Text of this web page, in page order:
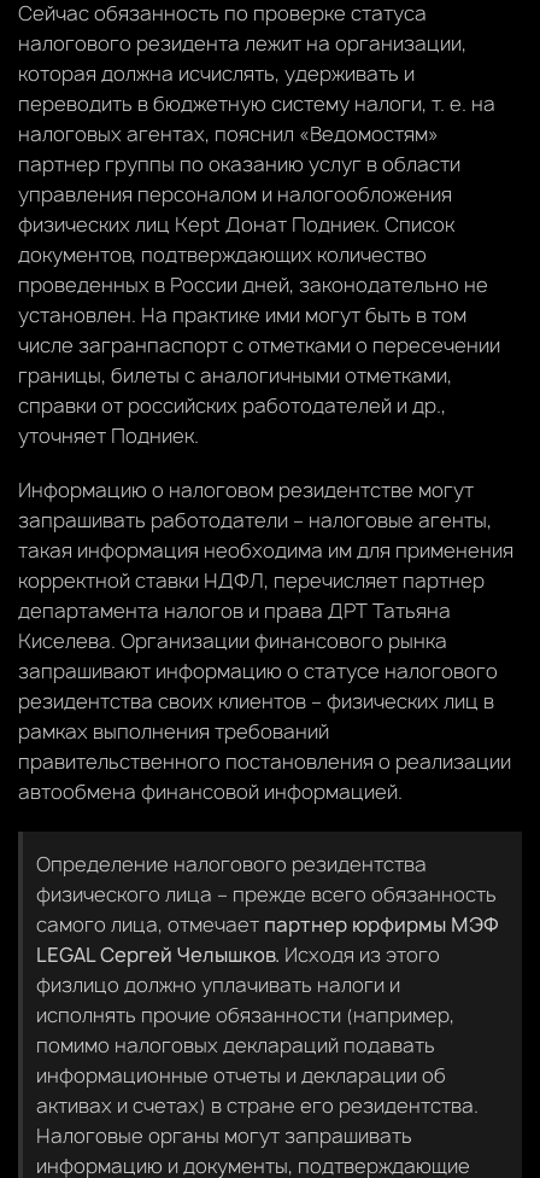
Сейчас обязанность по проверке статуса
налогового резидента лежит на организации,
которая должна исчислять, удерживать и
переводить в бюджетную систему налоги, т. е. на
налоговых агентах, пояснил «Ведомостям»
партнер группы по оказанию услуг в области
управления персоналом и налогообложения
физических лиц Kept Донат Подниек. Список
документов, подтверждающих количество
проведенных в России дней, законодательно не
установлен. На практике ими могут быть в том
числе загранпаспорт с отметками о пересечении
границы, билеты с аналогичными отметками,
справки от российских работодателей и др.,
уточняет Подниек.
Информацию о налоговом резидентстве могут
запрашивать работодатели – налоговые агенты,
такая информация необходима им для применения
корректной ставки НДФЛ, перечисляет партнер
департамента налогов и права ДРТ Татьяна
Киселева. Организации финансового рынка
запрашивают информацию о статусе налогового
резидентства своих клиентов – физических лиц в
рамках выполнения требований
правительственного постановления о реализации
автообмена финансовой информацией.
Определение налогового резидентства
физического лица – прежде всего обязанность
самого лица, отмечает партнер юрфирмы МЭФ
LEGAL Сергей Челышков. Исходя из этого
физлицо должно уплачивать налоги и
исполнять прочие обязанности (например,
помимо налоговых деклараций подавать
информационные отчеты и декларации об
активах и счетах) в стране его резидентства.
Налоговые органы могут запрашивать
информацию и документы, подтверждающие